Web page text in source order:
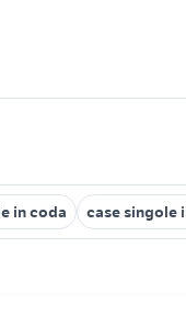
in coda case singole